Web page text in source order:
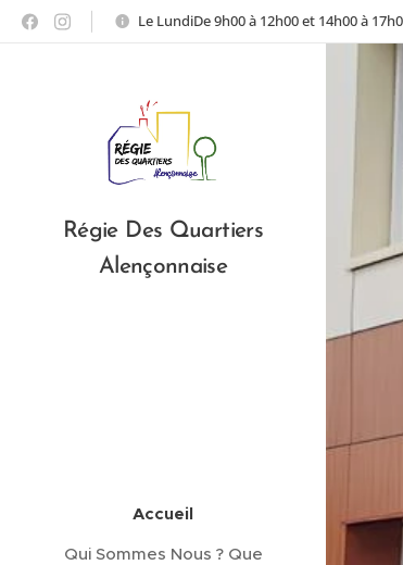
Le LundiDe 9h00 à 12h00 et 14h00 à
Régie Des Quartiers
Alençonnaise
Accueil
Qui Sommes Nous ? Que